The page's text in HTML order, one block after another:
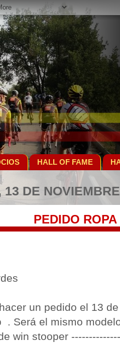
HALL OF FAME
13 DE
PEDIDO
un pedido el 13
. Será el mismo
win stooper